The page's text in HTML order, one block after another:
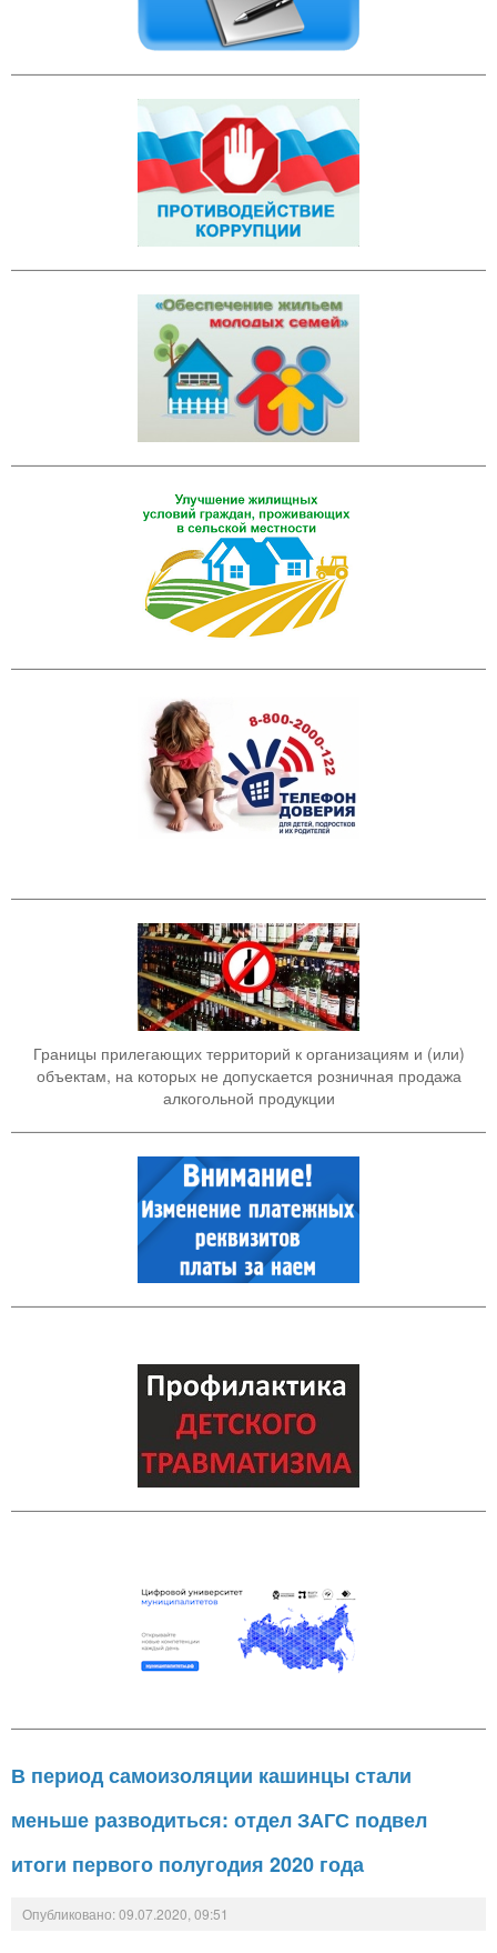
Границы прилегающих территорий к организациям и (или)
объектам, на которых не допускается розничная продажа
алкогольной продукции
В период самоизоляции кашинцы стали
меньше разводиться: отдел ЗАГС подвел
итоги первого полугодия 2020 года
Опубликовано: 09.07.2020, 09:51